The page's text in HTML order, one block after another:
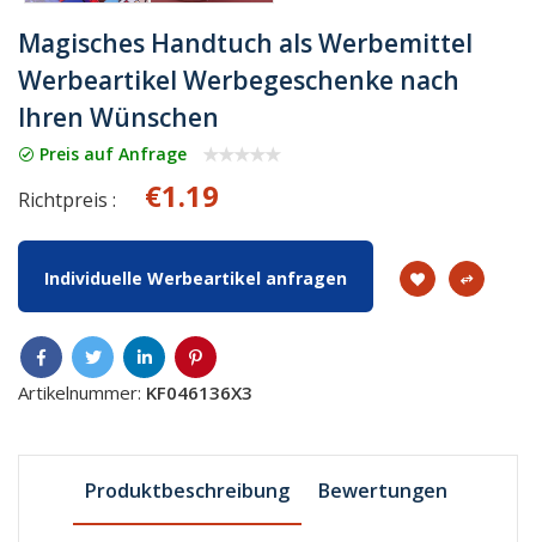
Magisches Handtuch als Werbemittel
Werbeartikel Werbegeschenke nach
Ihren Wünschen
Preis auf Anfrage
Richtpreis : €1.19
Individuelle Werbeartikel anfragen
Artikelnummer: KF046136X3
Produktbeschreibung Bewertungen